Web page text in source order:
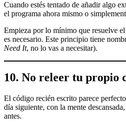
Cuando estés tentado de añadir algo
el programa ahora mismo o
Empieza por lo mínimo que resuelve
es necesario. Este principio tiene
Need It, no lo vas a necesitar).
10. No releer tu propio
El código recién escrito parece
día siguiente, con la mente
antes.